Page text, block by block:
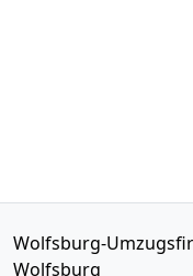
Wolfsburg-
Wolfsburg